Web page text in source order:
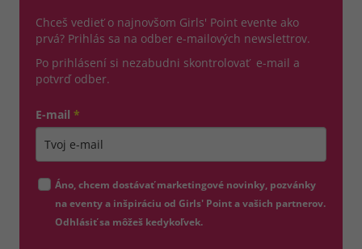
Chceš vedieť o najnovšom Girls' Point evente ako
prvá? Prihlás sa na odber e-mailových newslettrov.
Po prihlásení si nezabudni skontrolovať e-mail a
potvrď odber.
E-mail *
Áno, chcem dostávať marketingové novinky, pozvánky
na eventy a inšpiráciu od Girls' Point a vašich partnerov.
Odhlásiť sa môžeš kedykoľvek.